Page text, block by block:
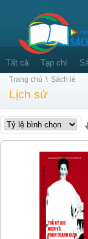
Tất cả Tạp chí
Trang chủ \ Sách lẻ
Lịch sử